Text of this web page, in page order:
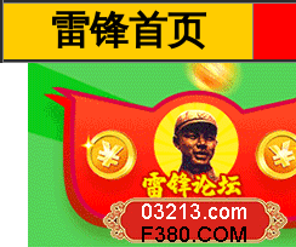
雷锋首页